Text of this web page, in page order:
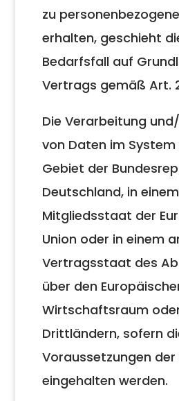
zu
erhalten, geschieht
Bedarfsfall auf
Vertrags gemäß Art.
Die Verarbeitung
von Daten im
Gebiet der
Deutschland, in einem
Mitgliedsstaat der
Union oder in einem
Vertragsstaat des
über den
Wirtschaftsraum
Drittländern, sofern
Voraussetzungen der
eingehalten werden.